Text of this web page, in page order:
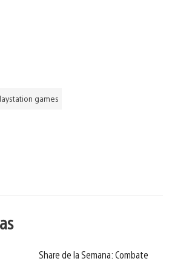
games
Share de la Semana: Combate